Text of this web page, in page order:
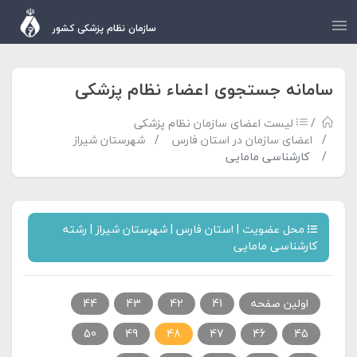
سازمان نظام پزشکی کشور
سامانه جستجوی اعضاء نظام پزشکی
لیست اعضای سازمان نظام پزشکی
اعضای سازمان در استان فارس
شهرستان شیراز
کارشناسی مامایی
محل عضویت | استان فارس | شهرستان شیراز | رشته
کارشناسی مامایی
اولین صفحه 41
42
43
44
45
46
47
48
49
50